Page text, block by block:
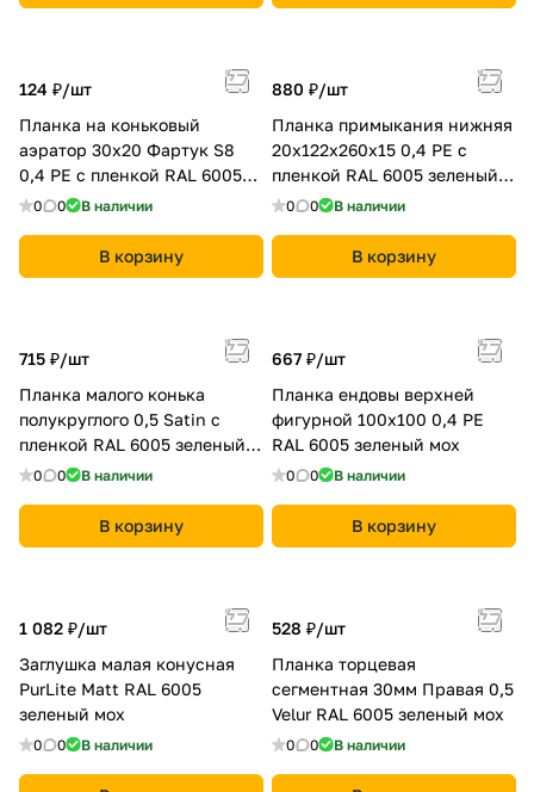
124 ₽/шт
Планка на коньковый
аэратор 30х20 Фартук S8
0,4 PE с пленкой RAL 6005
зеленый мох
0 0 В наличии
В корзину
880 ₽/шт
Планка примыкания нижняя
20х122х260х15 0,4 PE с
пленкой RAL 6005 зеленый
мох
0 0 В наличии
В корзину
715 ₽/шт
Планка малого конька
полукруглого 0,5 Satin с
пленкой RAL 6005 зеленый
мох
0 0 В наличии
В корзину
667 ₽/шт
Планка ендовы верхней
фигурной 100x100 0,4 PE
RAL 6005 зеленый мох
0 0 В наличии
В корзину
1 082 ₽/шт
Заглушка малая конусная
PurLite Мatt RAL 6005
зеленый мох
0 0 В наличии
528 ₽/шт
Планка торцевая
сегментная 30мм Правая 0,5
Velur RAL 6005 зеленый мох
0 0 В наличии